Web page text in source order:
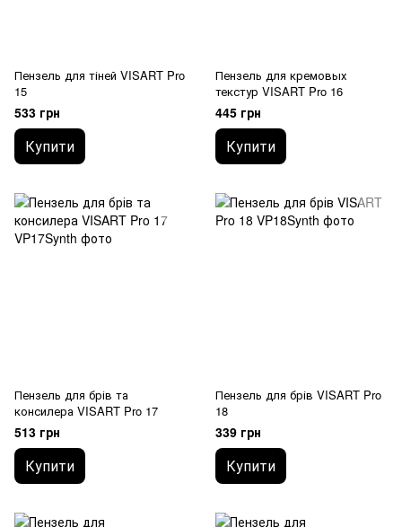
Пензель для тіней VISART Pro
15
533 грн
Купити
Пензель для кремовых
текстур VISART Pro 16
445 грн
Купити
Пензель для брів та
консилера VISART Pro 17
513 грн
Купити
Пензель для брів VISART Pro
18
339 грн
Купити